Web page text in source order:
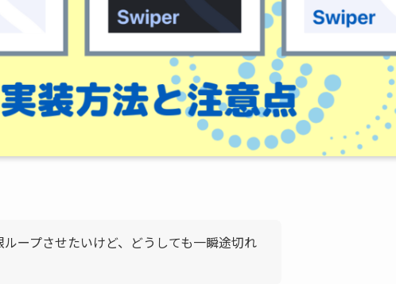
ープさせたいけど、どうしても一瞬途切れ